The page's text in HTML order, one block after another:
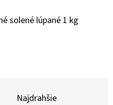
solené lúpané 1 kg
Najdrahšie